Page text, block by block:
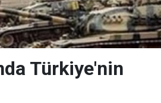
Türkiye'nin